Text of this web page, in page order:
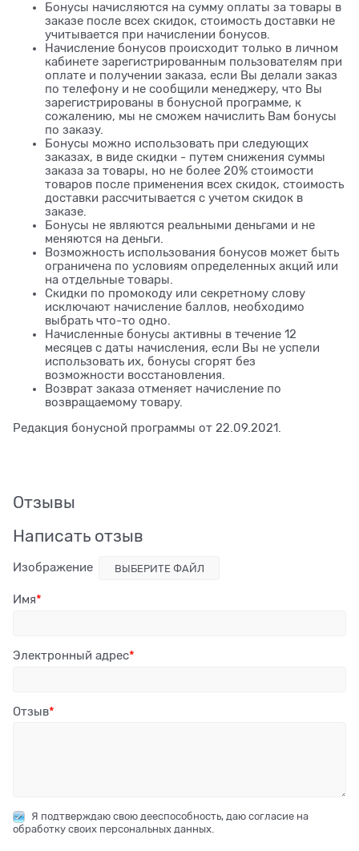
Бонусы начисляются на сумму оплаты за товары в
заказе после всех скидок, стоимость доставки не
учитывается при начислении бонусов.
Начисление бонусов происходит только в личном
кабинете зарегистрированным пользователям при
оплате и получении заказа, если Вы делали заказ
по телефону и не сообщили менеджеру, что Вы
зарегистрированы в бонусной программе, к
сожалению, мы не сможем начислить Вам бонусы
по заказу.
Бонусы можно использовать при следующих
заказах, в виде скидки - путем снижения суммы
заказа за товары, но не более 20% стоимости
товаров после применения всех скидок, стоимость
доставки рассчитывается с учетом скидок в
заказе.
Бонусы не являются реальными деньгами и не
меняются на деньги.
Возможность использования бонусов может быть
ограничена по условиям определенных акций или
на отдельные товары.
Скидки по промокоду или секретному слову
исключают начисление баллов, необходимо
выбрать что-то одно.
Начисленные бонусы активны в течение 12
месяцев с даты начисления, если Вы не успели
использовать их, бонусы сгорят без
возможности восстановления.
Возврат заказа отменяет начисление по
возвращаемому товару.
Редакция бонусной программы от 22.09.2021.
Отзывы
Написать отзыв
Изображение ВЫБЕРИТЕ ФАЙЛ
Имя
Электронный адрес
Отзыв
Я подтверждаю свою дееспособность, даю согласие на
обработку своих персональных данных.